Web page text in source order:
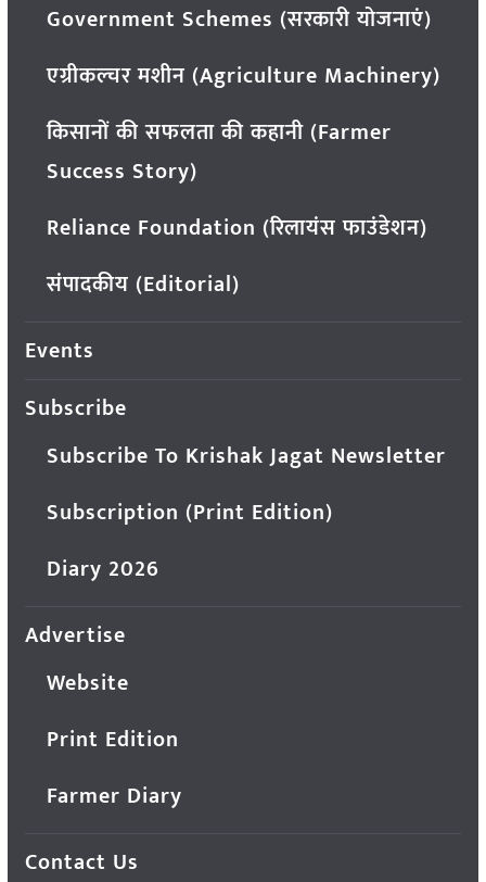
Government Schemes (सरकारी योजनाएं)
एग्रीकल्चर मशीन (Agriculture Machinery)
किसानों की सफलता की कहानी (Farmer
Success Story)
Reliance Foundation (रिलायंस फाउंडेशन)
संपादकीय (Editorial)
Events
Subscribe
Subscribe To Krishak Jagat Newsletter
Subscription (Print Edition)
Diary 2026
Advertise
Website
Print Edition
Farmer Diary
Contact Us